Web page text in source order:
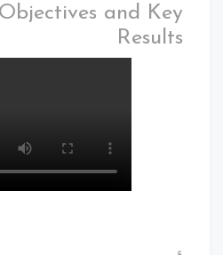
and Key
Results